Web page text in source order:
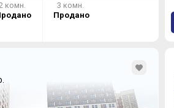
комн.
3 комн.
Продано